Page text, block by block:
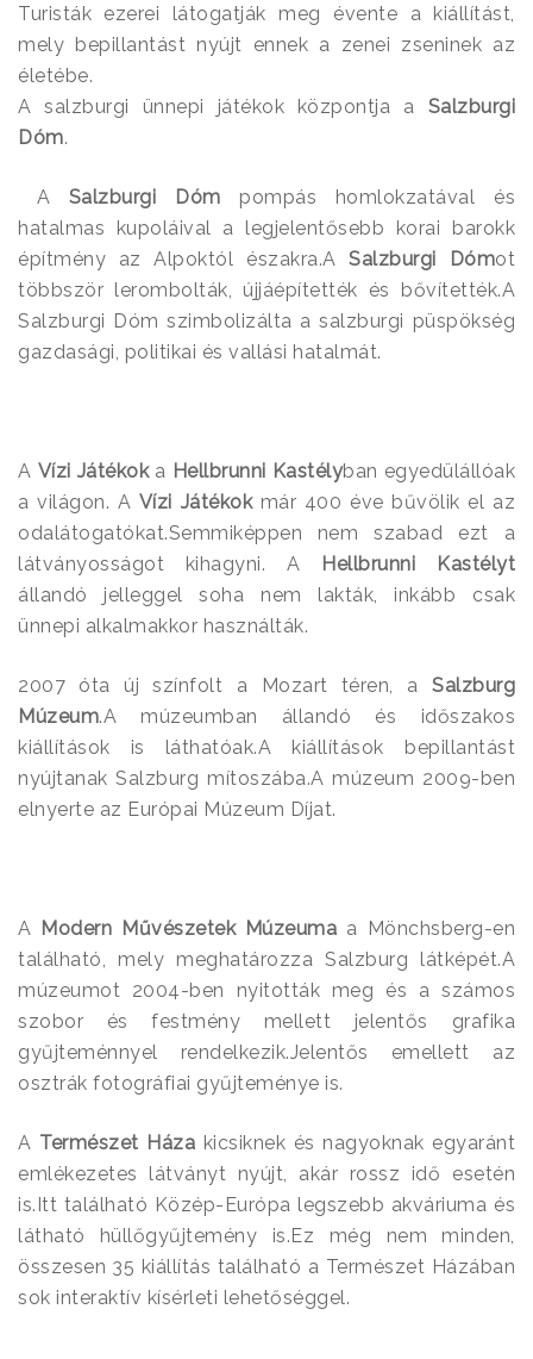
Turisták ezerei látogatják meg évente a kiállítást,
mely bepillantást nyújt ennek a zenei zseninek az
életébe.
A salzburgi ünnepi játékok központja a Salzburgi
Dóm.
A Salzburgi Dóm pompás homlokzatával és
hatalmas kupoláival a legjelentősebb korai barokk
építmény az Alpoktól északra.ASalzburgi Dómot
többször lerombolták, újjáépítették és bővítették.A
Salzburgi Dóm szimbolizálta a salzburgi püspökség
gazdasági, politikai és vallási hatalmát.
A Vízi Játékoka Hellbrunni Kastélyban egyedülállóak
a világon. A Vízi Játékokmár 400 éve bűvölik el az
odalátogatókat.Semmiképpen nem szabad ezt a
látványosságot kihagyni. A Hellbrunni Kastélyt
állandó jelleggel soha nem lakták, inkább csak
ünnepi alkalmakkor használták.
2007 óta új színfolt a Mozart téren, a Salzburg
Múzeum.A múzeumban állandó és időszakos
kiállítások is láthatóak.A kiállítások bepillantást
nyújtanak Salzburg mítoszába.A múzeum 2009-ben
elnyerte az Európai Múzeum Díjat.
A Modern Művészetek Múzeuma a Mönchsberg-en
található, mely meghatározza Salzburg látképét.A
múzeumot 2004-ben nyitották meg és a számos
szobor és festmény mellett jelentős grafika
gyűjteménnyel rendelkezik.Jelentős emellett az
osztrák fotográfiai gyűjteménye is.
A Természet Háza kicsiknek és nagyoknak egyaránt
emlékezetes látványt nyújt, akár rossz idő esetén
is.Itt található Közép-Európa legszebb akváriuma és
látható hüllőgyűjtemény is.Ez még nem minden,
összesen 35 kiállítás található a Természet Házában
sok interaktív kísérleti lehetőséggel.